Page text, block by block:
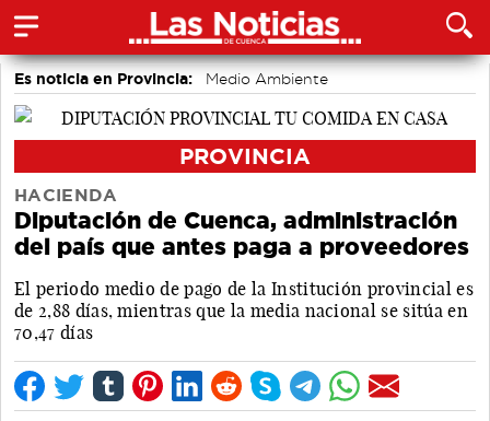
Es noticia en Provincia:
Medio Ambiente
accidentes laborales
PROVINCIA
HACIENDA
Diputación de Cuenca, administración
del país que antes paga a proveedores
El periodo medio de pago de la Institución provincial es
de 2,88 días, mientras que la media nacional se sitúa en
70,47 días